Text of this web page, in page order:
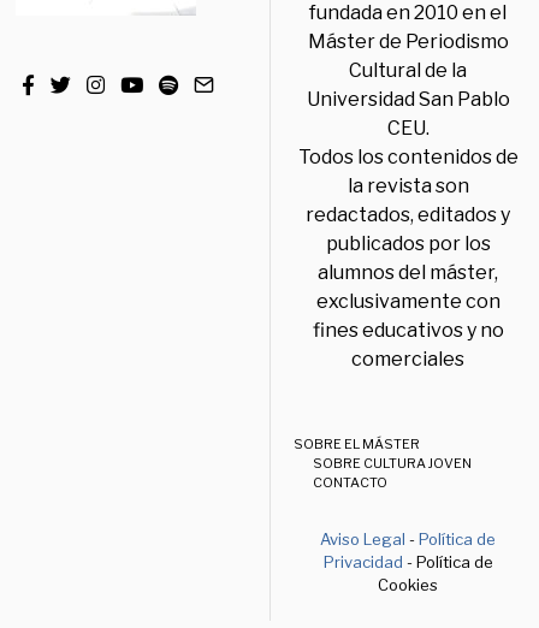
fundada en 2010 en el
Máster de Periodismo
Cultural de la
Universidad San Pablo
CEU.
Todos los contenidos de
la revista son
redactados, editados y
publicados por los
alumnos del máster,
exclusivamente con
fines educativos y no
comerciales
SOBRE EL MÁSTER
SOBRE CULTURA JOVEN
CONTACTO
Aviso Legal -Política de
Privacidad - Política de
Cookies